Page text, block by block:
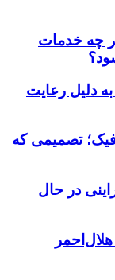
چه خدمات
به دلیل رعایت
تصمیمی که
اوکراینی در حال